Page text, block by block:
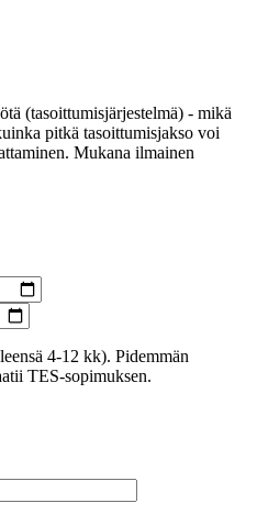
(tasoittumisjärjestelmä) - mikä
pitkä tasoittumisjakso voi
Mukana ilmainen
4-12 kk). Pidemmän
TES-sopimuksen.